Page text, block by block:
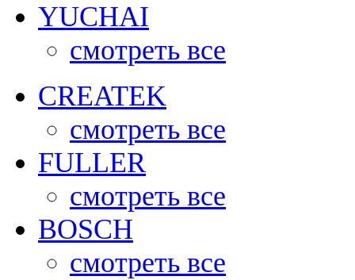
YUCHAI
смотреть все
CREATEK
смотреть все
FULLER
смотреть все
BOSCH
смотреть все